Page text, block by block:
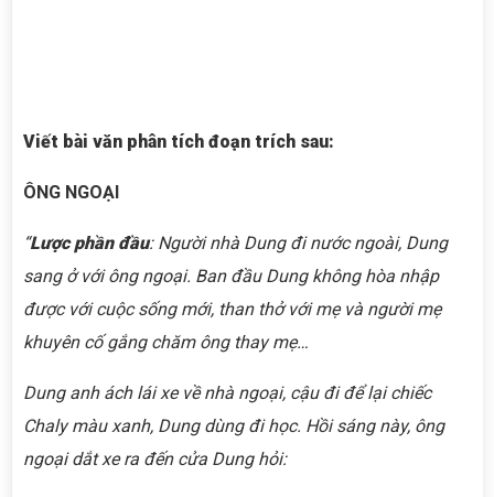
Viết bài văn phân tích đoạn trích sau:
ÔNG NGOẠI
“Lược phần đầu: Người nhà Dung đi nước ngoài, Dung
sang ở với ông ngoại. Ban đầu Dung không hòa nhập
được với cuộc sống mới, than thở với mẹ và người mẹ
khuyên cố gắng chăm ông thay mẹ…
Dung anh ách lái xe về nhà ngoại, cậu đi để lại chiếc
Chaly màu xanh, Dung dùng đi học. Hồi sáng này, ông
ngoạidắt xe ra đến cửa Dung hỏi: